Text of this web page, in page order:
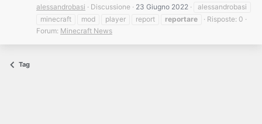
alessandrobasi
Discussione 23 Giugno 2022
alessandrobasi
minecraft
mod player report reportare
Risposte: 0
Forum: Minecraft News
Tag